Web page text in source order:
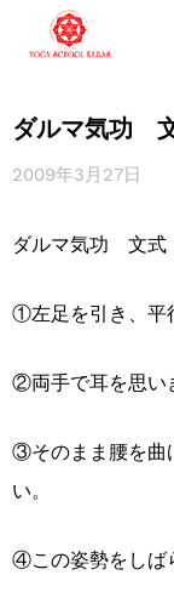
ダルマ気功
2009年3月27日
ダルマ気功 文式
①左足を引き、平
②両手で耳を思い
③そのまま腰を曲
い。
④この姿勢をしば